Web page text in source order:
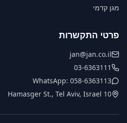
מגן קדמי
פרטי התקשרות
jan@jan.co.il
03-6363111
WhatsApp: 058-6363113
10 Hamasger St., Tel Aviv, Israel